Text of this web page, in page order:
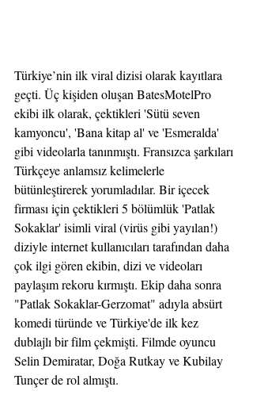
Türkiye’nin ilk viral dizisi olarak kayıtlara
geçti. Üç kişiden oluşan BatesMotelPro
ekibi ilk olarak, çektikleri 'Sütü seven
kamyoncu', 'Bana kitap al' ve 'Esmeralda'
gibi videolarla tanınmıştı. Fransızca şarkıları
Türkçeye anlamsız kelimelerle
bütünleştirerek yorumladılar. Bir içecek
firması için çektikleri 5 bölümlük 'Patlak
Sokaklar' isimli viral (virüs gibi yayılan!)
diziyle internet kullanıcıları tarafından daha
çok ilgi gören ekibin, dizi ve videoları
paylaşım rekoru kırmıştı. Ekip daha sonra
"Patlak Sokaklar-Gerzomat" adıyla absürt
komedi türünde ve Türkiye'de ilk kez
dublajlı bir film çekmişti. Filmde oyuncu
Selin Demiratar, Doğa Rutkay ve Kubilay
Tunçer de rol almıştı.